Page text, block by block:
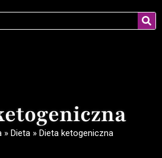
» Dieta » Dieta ketogeniczna